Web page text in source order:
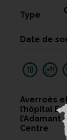
Type
Date de
Averroès
l’hôpital
l’Adamant
Centre